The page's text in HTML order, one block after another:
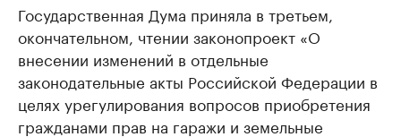
Государственная Дума приняла в третьем,
окончательном, чтении законопроект «О
внесении изменений в отдельные
законодательные акты Российской Федерации в
целях урегулирования вопросов приобретения
гражданами прав на гаражи и земельные